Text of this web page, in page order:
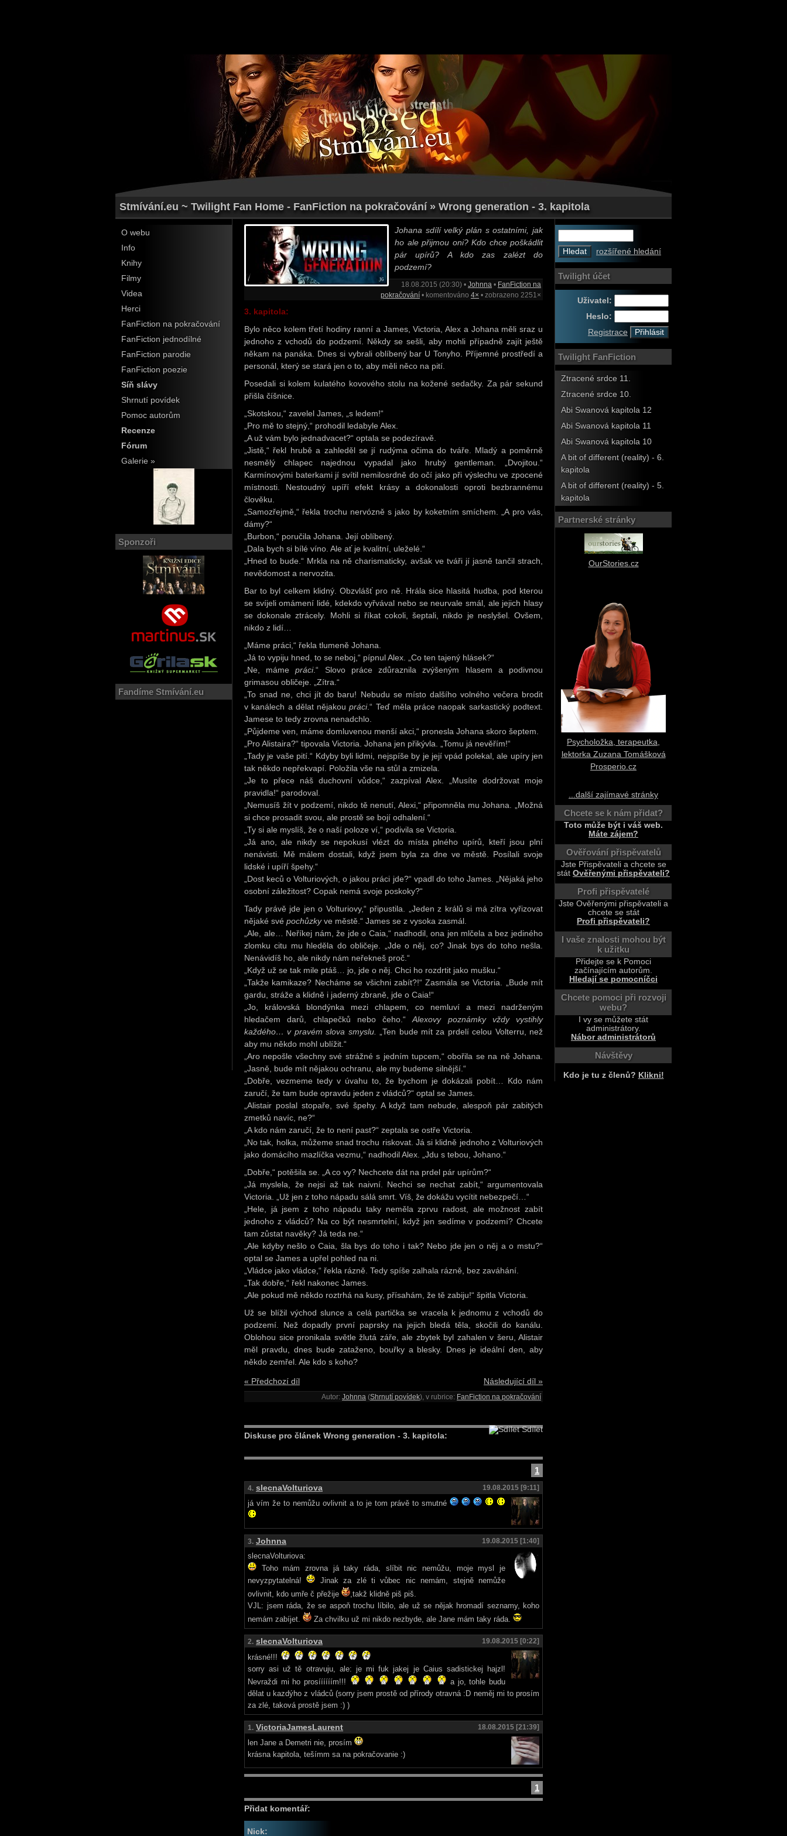
Stmívání.eu ~ Twilight Fan Home - FanFiction na pokračování » Wrong generation - 3. kapitola
O webu
Info
Knihy
Filmy
Videa
Herci
FanFiction na pokračování
FanFiction jednodílné
FanFiction parodie
FanFiction poezie
Síň slávy
Shrnutí povídek
Pomoc autorům
Recenze
Fórum
Galerie »
Sponzoři
Fandíme Stmívání.eu
Johana sdílí velký plán s ostatními, jak
ho ale přijmou oni? Kdo chce poškádlit
pár upírů? A kdo zas zalézt do
podzemí?
18.08.2015 (20:30) • Johnna • FanFiction na
pokračování • komentováno 4× • zobrazeno 2251×
3. kapitola:
Bylo něco kolem třetí hodiny ranní a James, Victoria, Alex a Johana měli sraz u
jednoho z vchodů do podzemí. Někdy se sešli, aby mohli případně zajít ještě
někam na panáka. Dnes si vybrali oblíbený bar U Tonyho. Příjemné prostředí a
personál, který se stará jen o to, aby měli něco na pití.
Posedali si kolem kulatého kovového stolu na kožené sedačky. Za pár sekund
přišla číšnice.
„Skotskou,“ zavelel James, „s ledem!“
„Pro mě to stejný,“ prohodil ledabyle Alex.
„A už vám bylo jednadvacet?“ optala se podezíravě.
„Jistě,“ řekl hrubě a zahleděl se jí rudýma očima do tváře. Mladý a poměrně
nesmělý chlapec najednou vypadal jako hrubý gentleman. „Dvojitou.“
Karmínovými baterkami jí svítil nemilosrdně do očí jako při výslechu ve zpocené
místnosti. Nestoudný upíří efekt krásy a dokonalosti oproti bezbrannému
člověku.
„Samozřejmě,“ řekla trochu nervózně s jako by koketním smíchem. „A pro vás,
dámy?“
„Burbon,“ poručila Johana. Její oblíbený.
„Dala bych si bílé víno. Ale ať je kvalitní, uleželé.“
„Hned to bude.“ Mrkla na ně charismaticky, avšak ve tváři jí jasně tančil strach,
nevědomost a nervozita.
Bar to byl celkem klidný. Obzvlášť pro ně. Hrála sice hlasitá hudba, pod kterou
se svíjeli omámení lidé, kdekdo vyřvával nebo se neurvale smál, ale jejich hlasy
se dokonale ztrácely. Mohli si říkat cokoli, šeptali, nikdo je neslyšel. Ovšem,
nikdo z lidí…
„Máme práci,“ řekla tlumeně Johana.
„Já to vypiju hned, to se neboj,“ pípnul Alex. „Co ten tajený hlásek?“
„Ne, máme
práci.“ Slovo práce zdůraznila zvýšeným hlasem a podivnou
grimasou obličeje. „Zítra.“
„To snad ne, chci jít do baru! Nebudu se místo dalšího volného večera brodit
v kanálech a dělat nějakou práci.“ Teď měla práce naopak sarkastický podtext.
Jamese to tedy zrovna nenadchlo.
„Půjdeme ven, máme domluvenou menší akci,“ pronesla Johana skoro šeptem.
„Pro Alistaira?“ tipovala Victoria. Johana jen přikývla. „Tomu já nevěřím!“
„Tady je vaše pití.“ Kdyby byli lidmi, nejspíše by je její vpád polekal, ale upíry jen
tak někdo nepřekvapí. Položila vše na stůl a zmizela.
„Je to přece náš duchovní vůdce,“ zazpíval Alex. „Musíte dodržovat moje
pravidla!“ parodoval.
„Nemusíš žít v podzemí, nikdo tě nenutí, Alexi,“ připomněla mu Johana. „Možná
si chce prosadit svou, ale prostě se bojí odhalení.“
„Ty si ale myslíš, že o naší poloze ví,“ podivila se Victoria.
„Já ano, ale nikdy se nepokusí vlézt do místa plného upírů, kteří jsou plní
nenávisti. Mě málem dostali, když jsem byla za dne ve městě. Posílali svoje
lidské i upíří špehy.“
„Dost keců o Volturiových, o jakou práci jde?“ vpadl do toho James. „Nějaká jeho
osobní záležitost? Copak nemá svoje poskoky?“
Tady právě jde jen o Volturiovy,“ připustila. „Jeden z králů si má zítra vyřizovat
nějaké své pochůzky ve městě.“ James se z vysoka zasmál.
„Ale, ale… Neříkej nám, že jde o Caia,“ nadhodil, ona jen mlčela a bez jediného
zlomku citu mu hleděla do obličeje. „Jde o něj, co? Jinak bys do toho nešla.
Nenávidíš ho, ale nikdy nám neřekneš proč.“
„Když už se tak mile ptáš… jo, jde o něj. Chci ho rozdrtit jako mušku.“
„Takže kamikaze? Necháme se všichni zabít?!“ Zasmála se Victoria. „Bude mít
gardu, stráže a klidně i jaderný zbraně, jde o Caia!“
„Jo, královská blondýnka mezi chlapem, co nemluví a mezi nadrženým
hledačem darů, chlapečků nebo čeho.“
Alexovy poznámky vždy vystihly
každého… v pravém slova smyslu. „Ten bude mít za prdelí celou Volterru, než
aby mu někdo mohl ublížit.“
„Aro nepošle všechny své strážné s jedním tupcem,“ obořila se na ně Johana.
„Jasně, bude mít nějakou ochranu, ale my budeme silnější.“
„Dobře, vezmeme tedy v úvahu to, že bychom je dokázali pobít… Kdo nám
zaručí, že tam bude opravdu jeden z vládců?“ optal se James.
„Alistair poslal stopaře, své špehy. A když tam nebude, alespoň pár zabitých
zmetků navíc, ne?“
„A kdo nám zaručí, že to není past?“ zeptala se ostře Victoria.
„No tak, holka, můžeme snad trochu riskovat. Já si klidně jednoho z Volturiových
jako domácího mazlíčka vezmu,“ nadhodil Alex. „Jdu s tebou, Johano.“
„Dobře,“ potěšila se. „A co vy? Nechcete dát na prdel pár upírům?“
„Já myslela, že nejsi až tak naivní. Nechci se nechat zabít,“ argumentovala
Victoria. „Už jen z toho nápadu sálá smrt. Víš, že dokážu vycítit nebezpečí…“
„Hele, já jsem z toho nápadu taky neměla zprvu radost, ale možnost zabít
jednoho z vládců? Na co být nesmrtelní, když jen sedíme v podzemí? Chcete
tam zůstat navěky? Já teda ne.“
„Ale kdyby nešlo o Caia, šla bys do toho i tak? Nebo jde jen o něj a o mstu?“
optal se James a upřel pohled na ni.
„Vládce jako vládce,“ řekla rázně. Tedy spíše zalhala rázně, bez zaváhání.
„Tak dobře,“ řekl nakonec James.
„Ale pokud mě někdo roztrhá na kusy, přísahám, že tě zabiju!“ špitla Victoria.
Už se blížil východ slunce a celá partička se vracela k jednomu z vchodů do
podzemí. Než dopadly první paprsky na jejich bledá těla, skočili do kanálu.
Oblohou sice pronikala světle žlutá záře, ale zbytek byl zahalen v šeru, Alistair
měl pravdu, dnes bude zataženo, bouřky a blesky. Dnes je ideální den, aby
někdo zemřel. Ale kdo s koho?
« Předchozí díl Následující díl »
Autor: Johnna (Shrnutí povídek), v rubrice: FanFiction na pokračování
Sdílet
Diskuse pro článek Wrong generation - 3. kapitola:
1
4. slecnaVolturiova 19.08.2015 [9:11]
já vím že to nemůžu ovlivnit a to je tom právě to smutné
3. Johnna 19.08.2015 [1:40]
slecnaVolturiova:
Toho mám zrovna já taky ráda, slíbit nic nemůžu, moje mysl je
nevyzpytatelná!
Jinak za zlé ti vůbec nic nemám, stejně nemůže
ovlivnit, kdo umře č přežije
,takž klidně piš piš.
VJL: jsem ráda, že se aspoň trochu líbilo, ale už se nějak hromadí seznamy, koho
nemám zabíjet.
Za chvilku už mi nikdo nezbyde, ale Jane mám taky ráda.
2. slecnaVolturiova 19.08.2015 [0:22]
krásné!!!
sorry asi už tě otravuju, ale: je mi fuk jakej je Caius sadistickej hajzl!
Nevraždi mi ho prosíííííím!!!
a jo, tohle budu
dělat u kazdýho z vládců (sorry jsem prostě od přírody otravná :D neměj mi to prosím
za zlé, taková prostě jsem :) )
1. VictoriaJamesLaurent 18.08.2015 [21:39]
len Jane a Demetri nie, prosím
krásna kapitola, tešímm sa na pokračovanie :)
1
Přidat komentář:
Nick:
rozšířené hledání
Twilight účet
Uživatel:
Heslo:
Registrace
Twilight FanFiction
Ztracené srdce 11.
Ztracené srdce 10.
Abi Swanová kapitola 12
Abi Swanová kapitola 11
Abi Swanová kapitola 10
A bit of different (reality) - 6.
kapitola
A bit of different (reality) - 5.
kapitola
Partnerské stránky
OurStories.cz
Psycholožka, terapeutka,
lektorka Zuzana Tomášková
Prosperio.cz
...další zajímavé stránky
Chcete se k nám přidat?
Toto může být i váš web.
Máte zájem?
Ověřování přispěvatelů
Jste Přispěvateli a chcete se
stát Ověřenými přispěvateli?
Profi přispěvatelé
Jste Ověřenými přispěvateli a
chcete se stát
Profi přispěvateli?
I vaše znalosti mohou být
k užitku
Přidejte se k Pomoci
začínajícím autorům.
Hledají se pomocníčci
Chcete pomoci při rozvoji
webu?
I vy se můžete stát
administrátory.
Nábor administrátorů
Návštěvy
Kdo je tu z členů? Klikni!